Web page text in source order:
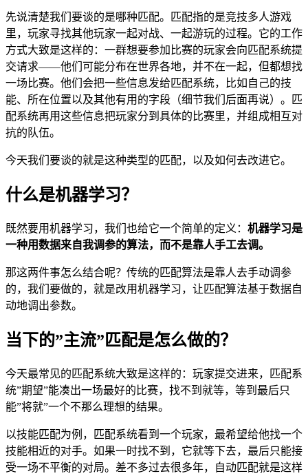
先说清楚我们要谈的是哪种匹配。匹配指的是竞技多人游戏
里，玩家寻找其他玩家一起对战、一起游玩的过程。它的工作
方式大致是这样的：一群想要参加比赛的玩家会向匹配系统提
交请求——他们可能分布在世界各地，并不在一起，但都想找
一场比赛。他们会把一些信息发给匹配系统，比如自己的技
能、所在位置以及其他有用的字段（细节我们后面再说）。匹
配系统再用这些信息把玩家分到具体的比赛里，并组成相互对
抗的队伍。
今天我们要谈的就是这种类型的匹配，以及如何去改进它。
什么是机器学习？
既然要用机器学习，我们也给它一个简单的定义： 机器学习是
一种用数据来自我调参的算法，而不是靠人手工去调。
那这两件事怎么结合呢？传统的匹配算法是靠人去手动调参
的，我们要做的，就是改用机器学习，让匹配算法基于数据自
动地调出参数。
当下的”主流”匹配是怎么做的？
今天最常见的匹配系统大致是这样的：玩家提交进来，匹配系
统”期望”能凑出一场最好的比赛，找不到就等，等到最后只
能”将就”一个不那么理想的结果。
以技能匹配为例，匹配系统看到一个玩家，最希望给他找一个
技能相近的对手。如果一时找不到，它就等下去，最后只能接
受一场不平衡的对局。差不多过去很多年，自动匹配就是这样